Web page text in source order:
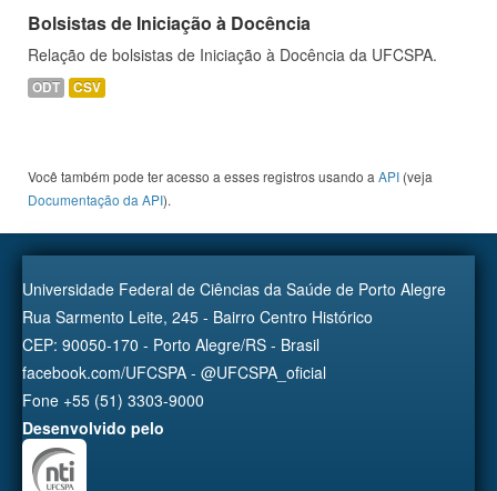
Bolsistas de Iniciação à Docência
Relação de bolsistas de Iniciação à Docência da UFCSPA.
ODT CSV
Você também pode ter acesso a esses registros usando a API (veja
Documentação da API).
Universidade Federal de Ciências da Saúde de Porto Alegre
Rua Sarmento Leite, 245 - Bairro Centro Histórico
CEP: 90050-170 - Porto Alegre/RS - Brasil
facebook.com/UFCSPA - @UFCSPA_oficial
Fone +55 (51) 3303-9000
Desenvolvido pelo